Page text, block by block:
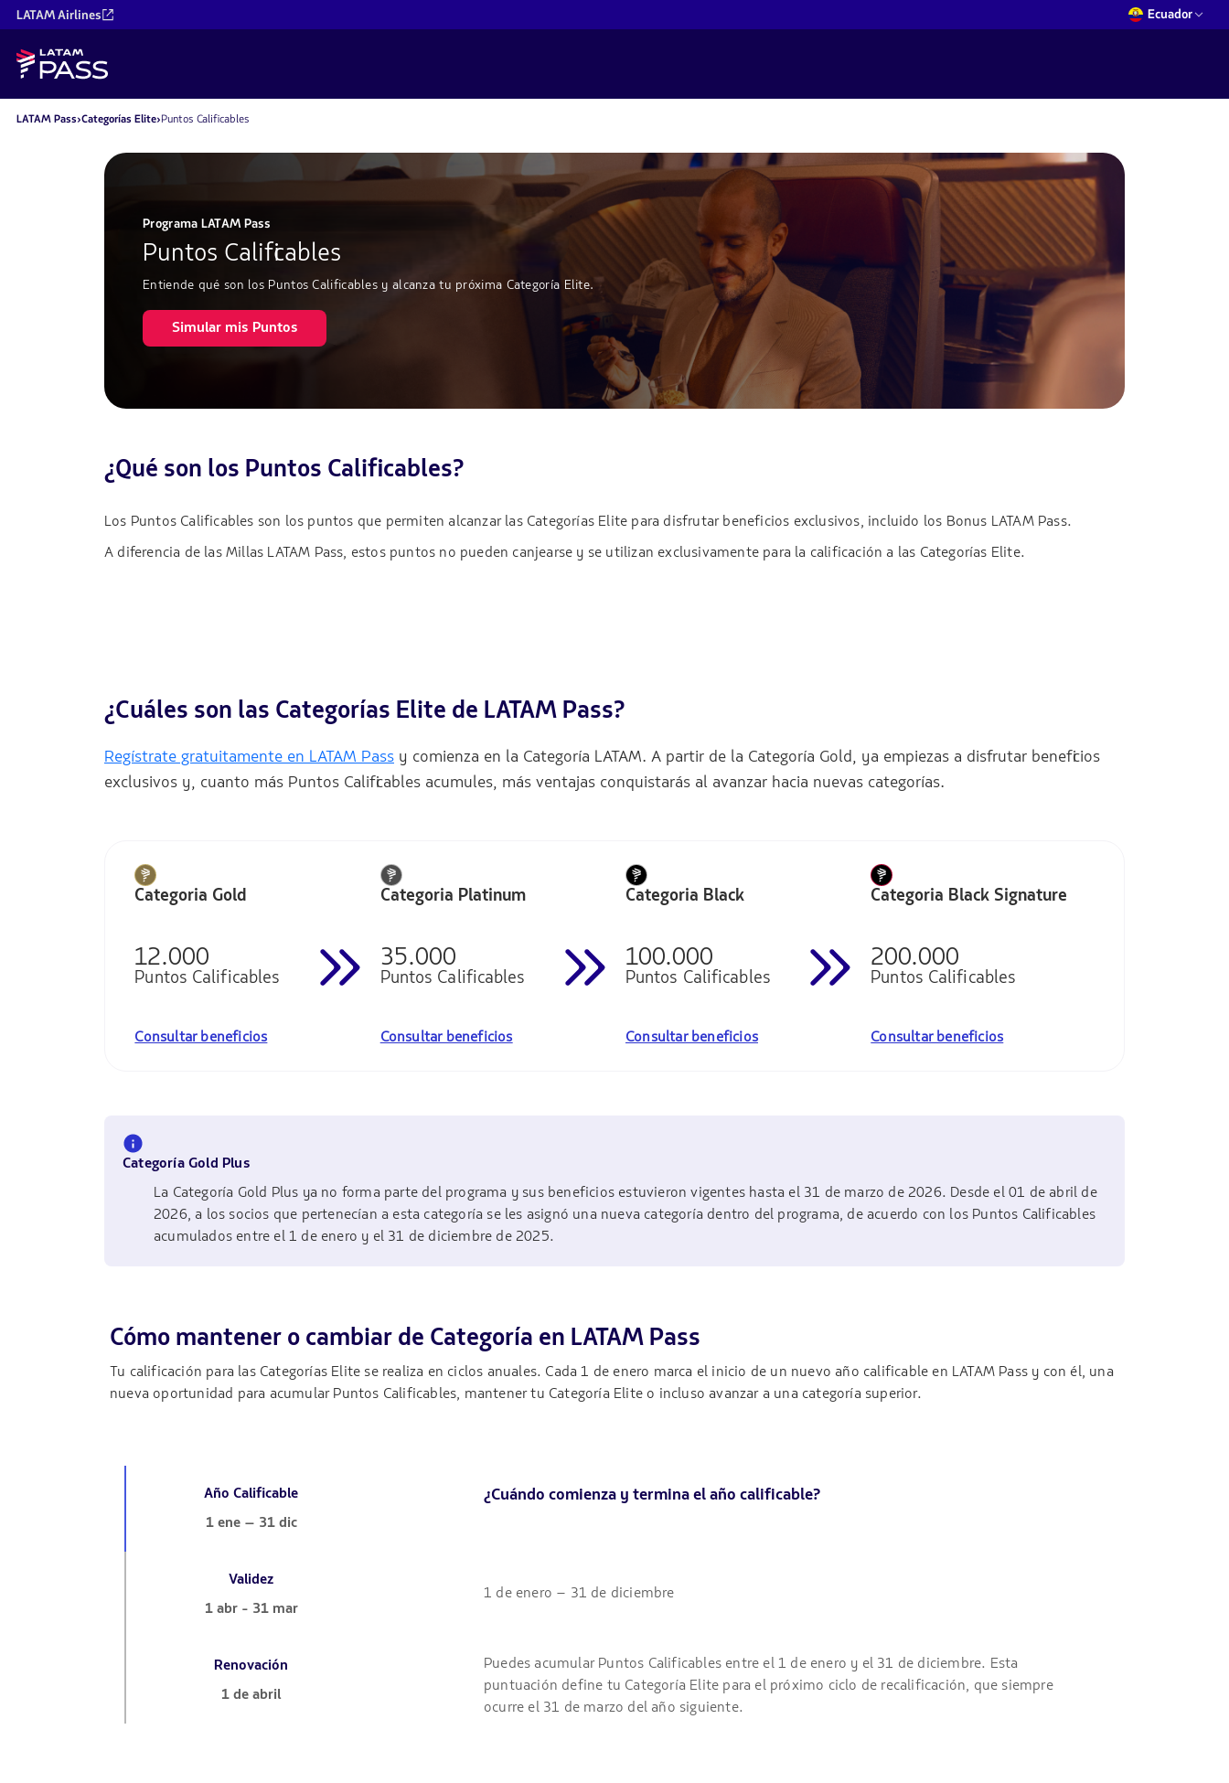
LATAM Airlines Ecuador
LATAM Pass Categorías Elite Puntos Calificables
Programa LATAM Pass
Puntos Calificables
Entiende qué son los Puntos Calificables y alcanza tu próxima Categoría Elite.
Simular mis Puntos
¿Qué son los Puntos Calificables?
Los Puntos Calificables son los puntos que permiten alcanzar las Categorías Elite para disfrutar beneficios exclusivos, incluido los Bonus LATAM Pass.
A diferencia de las Millas LATAM Pass, estos puntos no pueden canjearse y se utilizan exclusivamente para la calificación a las Categorías Elite.
¿Cuáles son las Categorías Elite de LATAM Pass?
Regístrate gratuitamente en LATAM Pass y comienza en la Categoría LATAM. A partir de la Categoría Gold, ya empiezas a disfrutar beneficios
exclusivos y, cuanto más Puntos Calificables acumules, más ventajas conquistarás al avanzar hacia nuevas categorías.
Categoria Gold
12.000
Puntos Calificables
Consultar beneficios
Categoria Platinum
35.000
Puntos Calificables
Consultar beneficios
Categoria Black
100.000
Puntos Calificables
Consultar beneficios
Categoria Black Signature
200.000
Puntos Calificables
Consultar beneficios
Categoría Gold Plus
La Categoría Gold Plus ya no forma parte del programa y sus beneficios estuvieron vigentes hasta el 31 de marzo de 2026. Desde el 01 de abril de
2026, a los socios que pertenecían a esta categoría se les asignó una nueva categoría dentro del programa, de acuerdo con los Puntos Calificables
acumulados entre el 1 de enero y el 31 de diciembre de 2025.
Cómo mantener o cambiar de Categoría en LATAM Pass
Tu calificación para las Categorías Elite se realiza en ciclos anuales. Cada 1 de enero marca el inicio de un nuevo año calificable en LATAM Pass y con él, una
nueva oportunidad para acumular Puntos Calificables, mantener tu Categoría Elite o incluso avanzar a una categoría superior.
Año Calificable
1 ene – 31 dic
Validez
1 abr - 31 mar
Renovación
1 de abril
¿Cuándo comienza y termina el año calificable?
1 de enero – 31 de diciembre
Puedes acumular Puntos Calificables entre el 1 de enero y el 31 de diciembre. Esta
puntuación define tu Categoría Elite para el próximo ciclo de recalificación, que siempre
ocurre el 31 de marzo del año siguiente.